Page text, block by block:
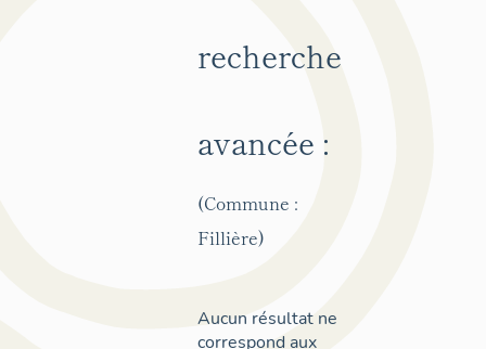
recherche
avancée :
(Commune :
Fillière)
Aucun résultat ne
correspond aux